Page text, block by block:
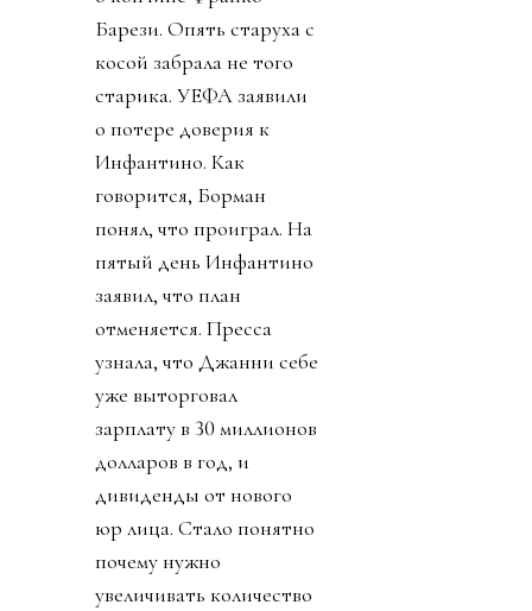
Барези. Опять старуха с
косой забрала не того
старика. УЕФА заявили
о потере доверия к
Инфантино. Как
говорится, Борман
понял, что проиграл. На
пятый день Инфантино
заявил, что план
отменяется. Пресса
узнала, что Джанни себе
уже выторговал
зарплату в 30 миллионов
долларов в год, и
дивиденды от нового
юр лица. Стало понятно
почему нужно
увеличивать количество